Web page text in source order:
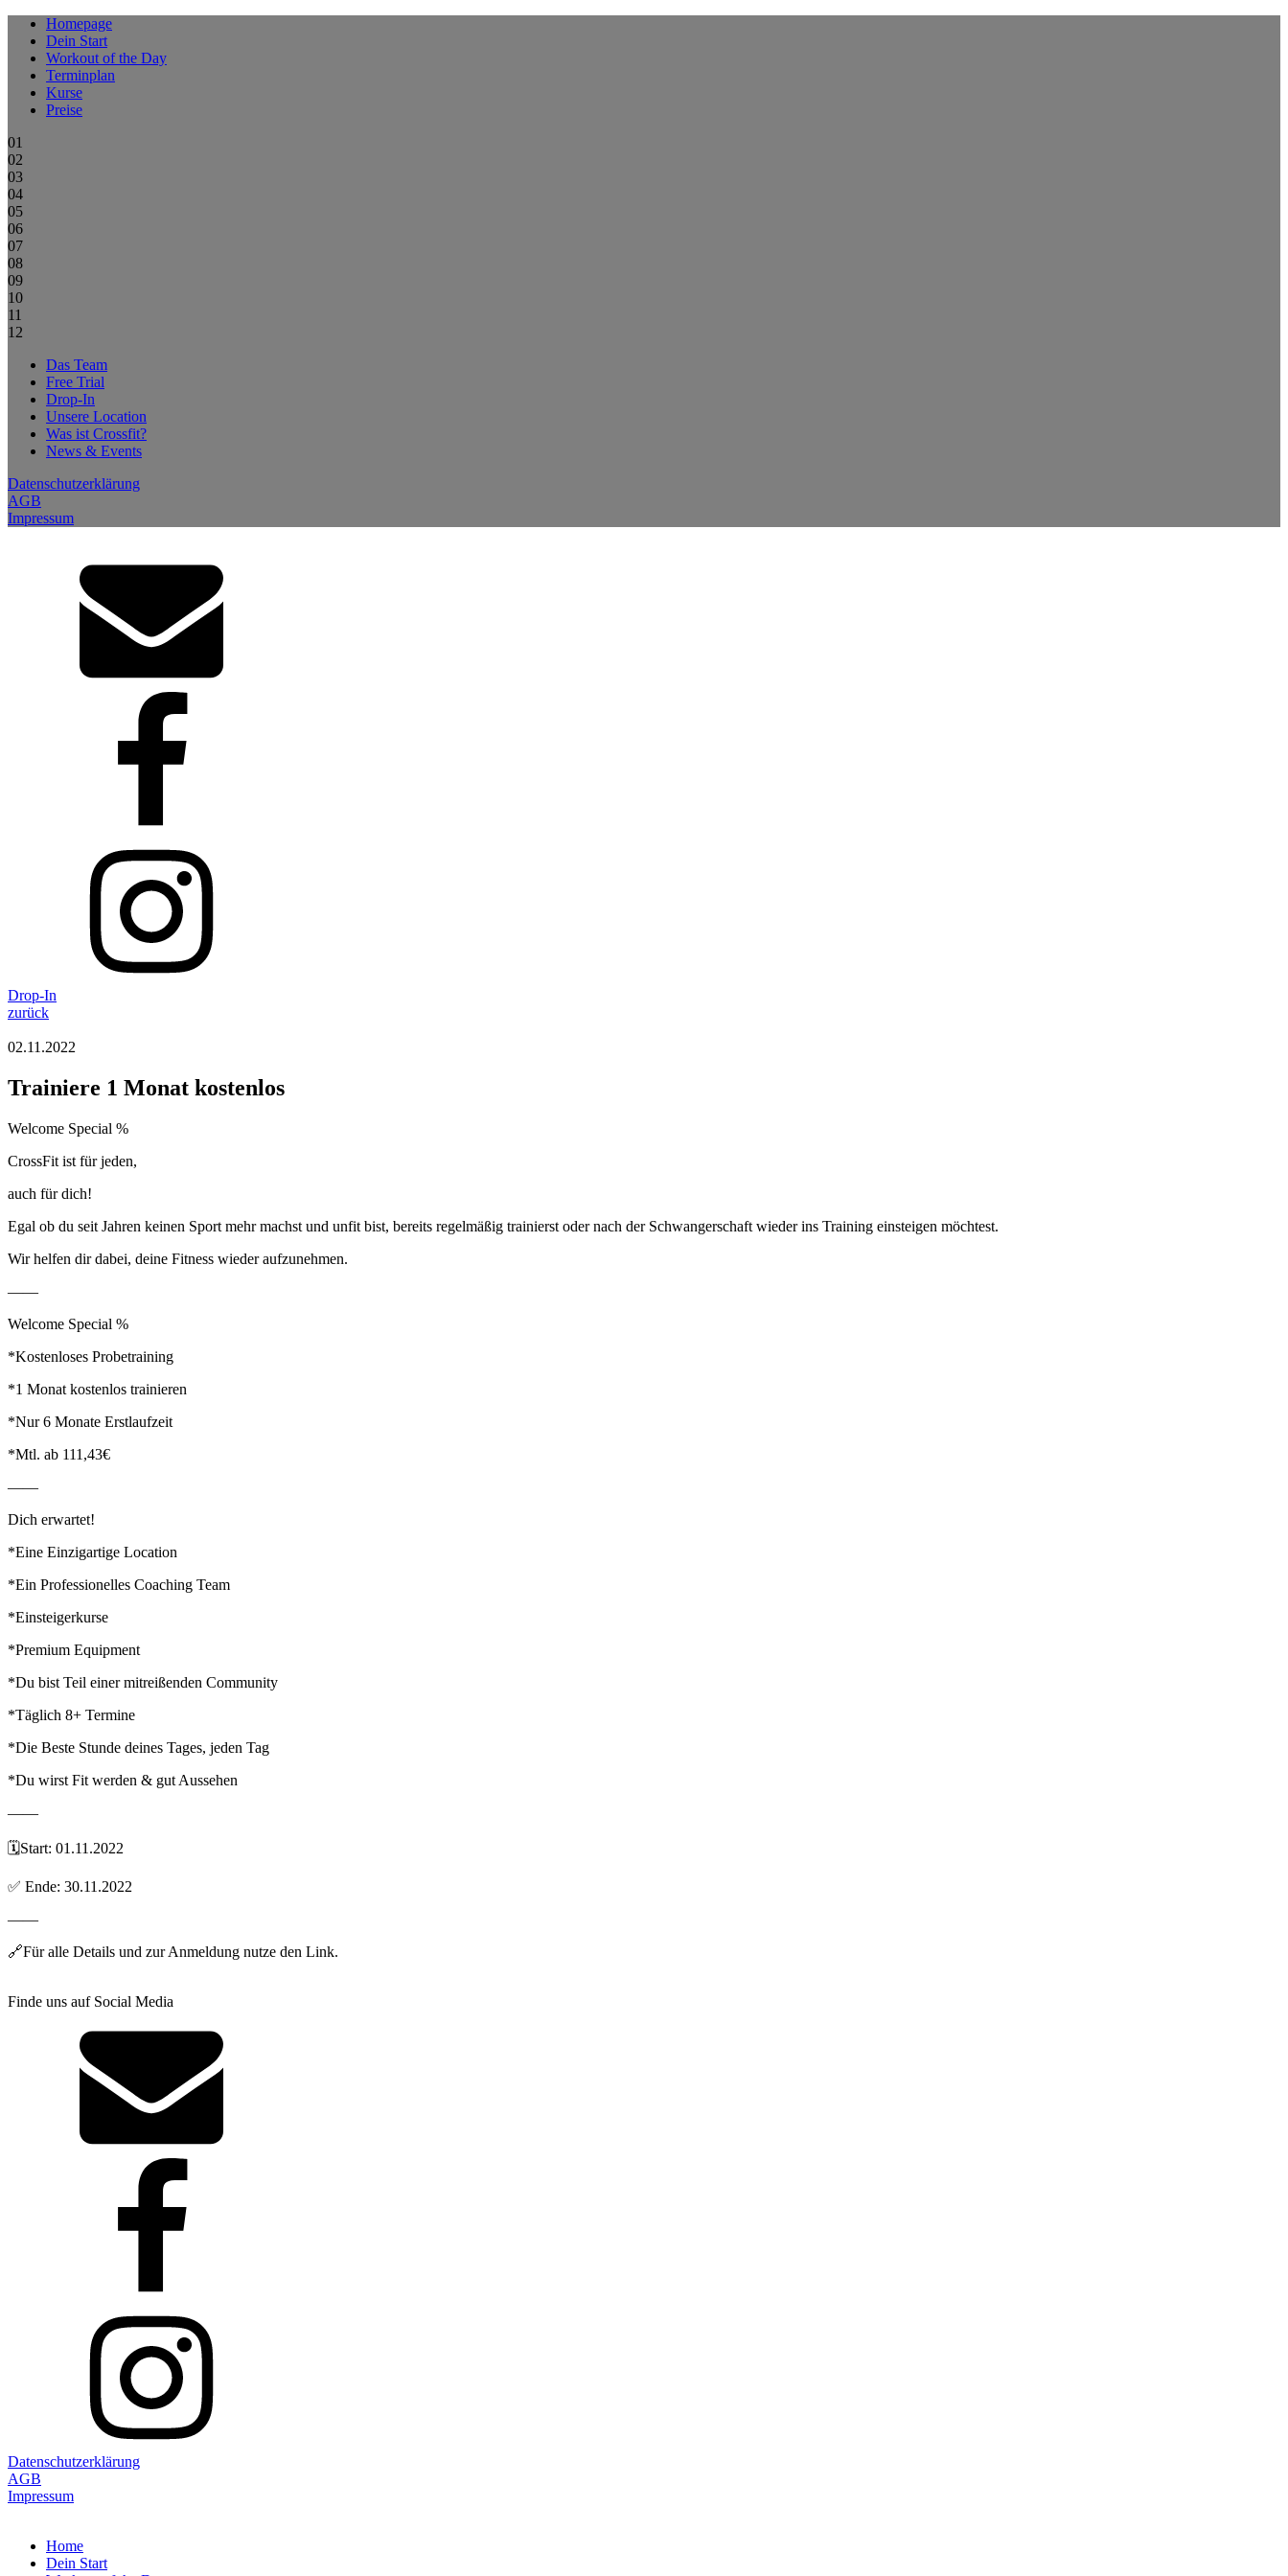
Homepage
Dein Start
Workout of the Day
Terminplan
Kurse
Preise
01
02
03
04
05
06
07
08
09
10
11
12
Das Team
Free Trial
Drop-In
Unsere Location
Was ist Crossfit?
News & Events
Datenschutzerklärung
AGB
Impressum
Drop-In
zurück
02.11.2022
Trainiere 1 Monat kostenlos
Welcome Special %
CrossFit ist für jeden,
auch für dich!
Egal ob du seit Jahren keinen Sport mehr machst und unfit bist, bereits regelmäßig trainierst oder nach der Schwangerschaft wieder ins Training einsteigen möchtest.
Wir helfen dir dabei, deine Fitness wieder aufzunehmen.
——
Welcome Special %
*Kostenloses Probetraining
*1 Monat kostenlos trainieren
*Nur 6 Monate Erstlaufzeit
*Mtl. ab 111,43€
——
Dich erwartet!
*Eine Einzigartige Location
*Ein Professionelles Coaching Team
*Einsteigerkurse
*Premium Equipment
*Du bist Teil einer mitreißenden Community
*Täglich 8+ Termine
*Die Beste Stunde deines Tages, jeden Tag
*Du wirst Fit werden & gut Aussehen
——
🗓Start: 01.11.2022
✅ Ende: 30.11.2022
——
🔗Für alle Details und zur Anmeldung nutze den Link.
Finde uns auf Social Media
Datenschutzerklärung
AGB
Impressum
Home
Dein Start